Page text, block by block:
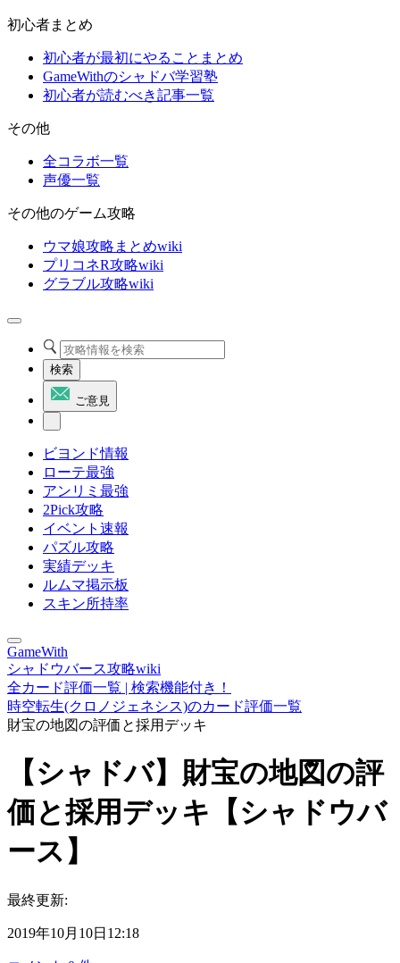
初心者まとめ
初心者が最初にやることまとめ
GameWithのシャドバ学習塾
初心者が読むべき記事一覧
その他
全コラボ一覧
声優一覧
その他のゲーム攻略
ウマ娘攻略まとめwiki
プリコネR攻略wiki
グラブル攻略wiki
検索
ご意見
ビヨンド情報
ローテ最強
アンリミ最強
2Pick攻略
イベント速報
パズル攻略
実績デッキ
ルムマ掲示板
スキン所持率
GameWith
シャドウバース攻略wiki
全カード評価一覧 | 検索機能付き！
時空転生(クロノジェネシス)のカード評価一覧
財宝の地図の評価と採用デッキ
【シャドバ】財宝の地図の評
価と採用デッキ【シャドウバ
ース】
最終更新:
2019年10月10日12:18